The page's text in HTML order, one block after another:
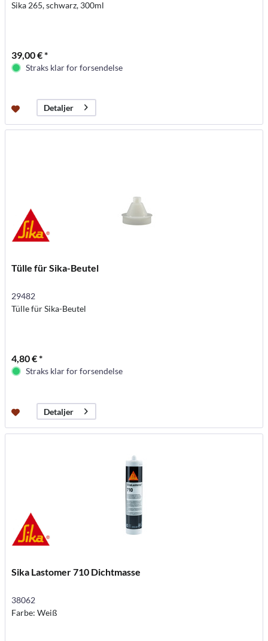
Sika 265, schwarz, 300ml
39,00 € *
Straks klar for forsendelse
Detaljer
Tülle für Sika-Beutel
29482
Tülle für Sika-Beutel
4,80 € *
Straks klar for forsendelse
Detaljer
Sika Lastomer 710 Dichtmasse
38062
Farbe: Weiß